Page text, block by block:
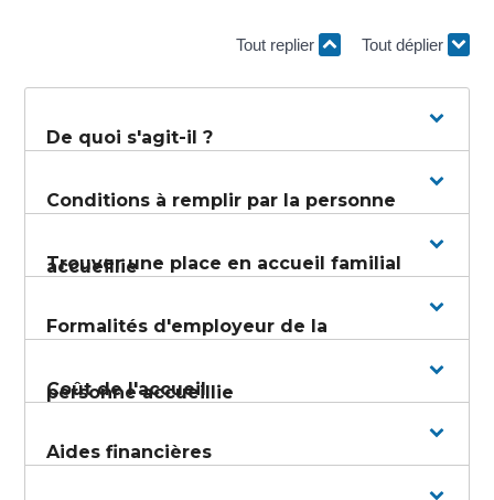
Tout replier Tout déplier
De quoi s'agit-il ?
Conditions à remplir par la personne
accueillie
Trouver une place en accueil familial
Formalités d'employeur de la
personne accueillie
Coût de l'accueil
Aides financières